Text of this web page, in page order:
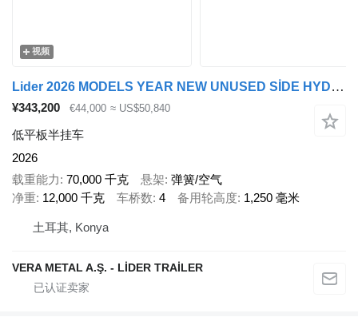
视频
Lider 2026 MODELS YEAR NEW UNUSED SİDE HYDROULİC
¥343,200 €44,000 ≈ US$50,840
低平板半挂车
2026
载重能力 70,000 千克 悬架 弹簧/空气
净重 12,000 千克 车桥数 4 备用轮高度 1,250 毫米
土耳其, Konya
VERA METAL A.Ş. - LİDER TRAİLER